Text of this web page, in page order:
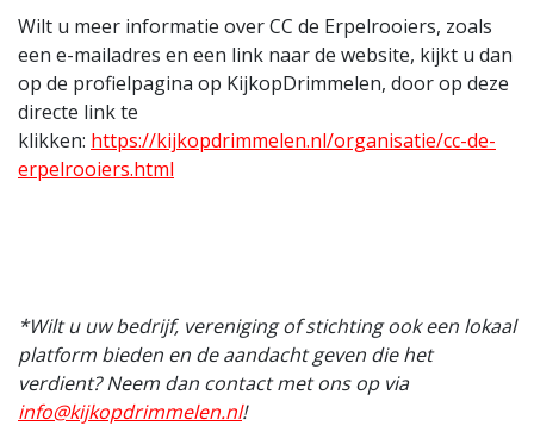
Wilt u meer informatie over CC de Erpelrooiers, zoals
een e-mailadres en een link naar de website, kijkt u dan
op de profielpagina op KijkopDrimmelen, door op deze
directe link te
klikken: https://kijkopdrimmelen.nl/organisatie/cc-de-
erpelrooiers.html
*Wilt u uw bedrijf, vereniging of stichting ook een lokaal
platform bieden en de aandacht geven die het
verdient? Neem dan contact met ons op via
info@kijkopdrimmelen.nl!